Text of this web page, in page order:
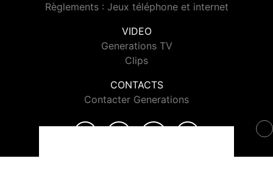
Règlements : Jeux téléphone et internet
VIDEO
Generations TV
Clips
CONTACTS
Contacter Generations